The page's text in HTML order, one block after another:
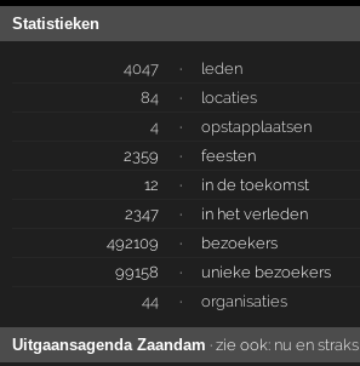
Statistieken
4047 ·
leden
84
·
locaties
4
·
opstapplaatsen
2359
·
feesten
12
·
in de toekomst
2347
·
in het verleden
492109
·
bezoekers
99158
·
unieke bezoekers
44
· organisaties
Uitgaansagenda Zaandam · zie ook: nu en straks